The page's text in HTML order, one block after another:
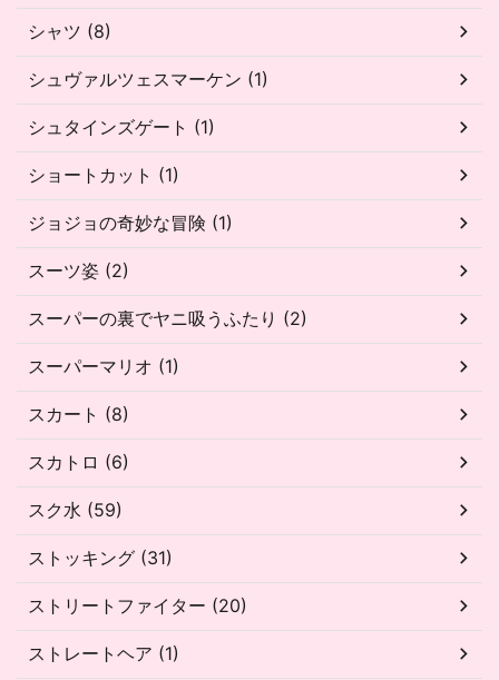
シャツ (8)
シュヴァルツェスマーケン (1)
シュタインズゲート (1)
ショートカット (1)
ジョジョの奇妙な冒険 (1)
スーツ姿 (2)
スーパーの裏でヤニ吸うふたり (2)
スーパーマリオ (1)
スカート (8)
スカトロ (6)
スク水 (59)
ストッキング (31)
ストリートファイター (20)
ストレートヘア (1)